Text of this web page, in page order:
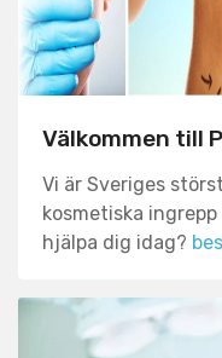
Ha inte
för
ordentligt innan
Välkommen till
Vi är Sveriges
kosmetiska
hjälpa dig idag?